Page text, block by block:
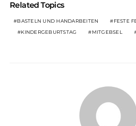
Related Topics
BASTELN UND HANDARBEITEN FESTE
KINDERGEBURTSTAG
MITGEBSEL